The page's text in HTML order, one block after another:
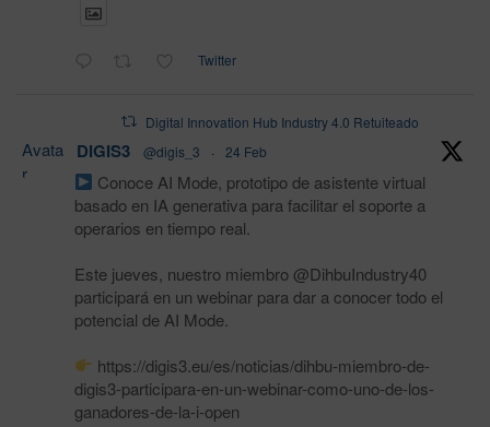
Twitter
Digital Innovation Hub Industry 4.0 Retuiteado
Avata
r
DIGIS3 @digis_3 · 24 Feb
Conoce AI Mode, prototipo de asistente virtual
basado en IA generativa para facilitar el soporte a
operarios en tiempo real.
Este jueves, nuestro miembro @DihbuIndustry40
participará en un webinar para dar a conocer todo el
potencial de AI Mode.
https://digis3.eu/es/noticias/dihbu-miembro-de-
digis3-participara-en-un-webinar-como-uno-de-los-
ganadores-de-la-i-open